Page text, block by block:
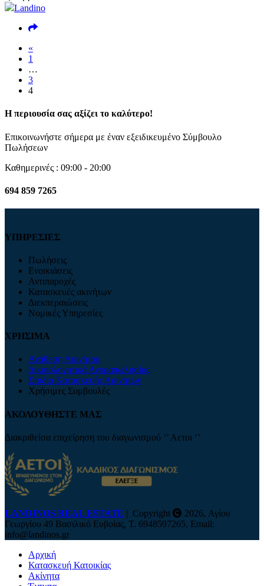
Landino
«
1
…
3
4
Η περιουσία σας αξίζει το καλύτερο!
Επικοινωνήστε σήμερα με έναν εξειδικευμένο Σύμβουλο
Πωλήσεων
Καθημερινές : 09:00 - 20:00
694 859 7265
ΥΠΗΡΕΣΙΕΣ
Πωλήσεις
Ενοικιάσεις
Αντιπαροχές
Κατασκευές ακινήτων
Διεκπεραιώσεις
Νομικές Υπηρεσίες
ΧΡΗΣΙΜΑ
Ανάθεση Ακινήτου
Δικαιολογητικά Αγοραπωλησίας
Στάδια Κατασκευής Ακινήτων
Χρήσιμες Συμβουλές
ΑΚΟΛΟΥΘΗΣΤΕ ΜΑΣ
Διακριθείσα επιχείρηση του διαγωνισμού ‘’ Αετοι ‘’
LANDINOS REAL ESTATE | Copyright
2026, Αγίου
Γεωργίου 49 Βασιλικό Ευβοίας, Τ. 6948597265, Email:
info@landinos.gr
Αρχική
Κατασκευή Κατοικίας
Ακίνητα